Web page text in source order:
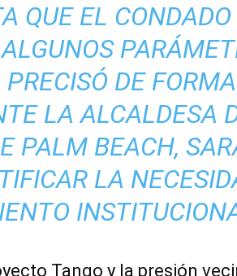
QUE EL
PRECISÓ DE FORMA
LA ALCALDESA
PALM BEACH,
LA
Tango y la presión